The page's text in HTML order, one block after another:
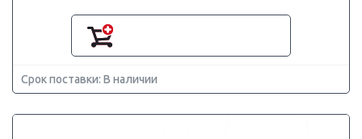
Срок поставки: В наличии